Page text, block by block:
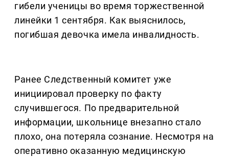
гибели ученицы во время торжественной
линейки 1 сентября. Как выяснилось,
погибшая девочка имела инвалидность.
Ранее Следственный комитет уже
инициировал проверку по факту
случившегося. По предварительной
информации, школьнице внезапно стало
плохо, она потеряла сознание. Несмотря на
оперативно оказанную медицинскую